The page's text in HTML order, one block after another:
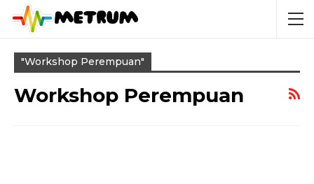
"Workshop Perempuan"
Workshop Perempuan